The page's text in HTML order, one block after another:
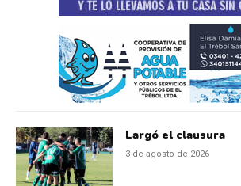
Largó el clausura
3 de agosto de 2026